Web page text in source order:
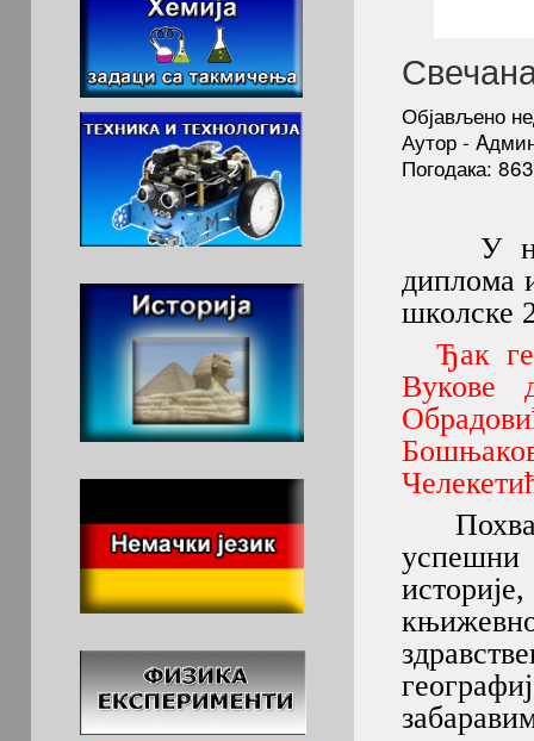
Објављено
Аутор -
Погодака: 863
У
диплома
школске
Ђак
Вукове
успешни